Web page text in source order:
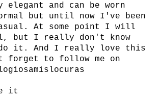
and can be worn
but until now I've been
At some point I will
but I really don't know
it. And I really love this
to follow me on
it